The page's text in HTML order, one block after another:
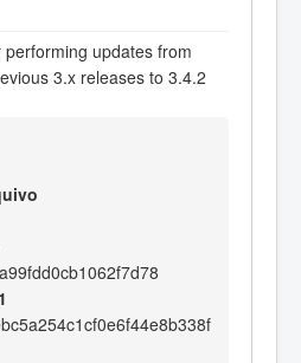
updates from
3.x releases to 3.4.2